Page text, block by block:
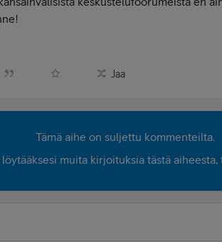
Jaa
Tämä aihe on suljettu kommenteilta.
löytääksesi muita kirjoituksia tästä aiheesta,